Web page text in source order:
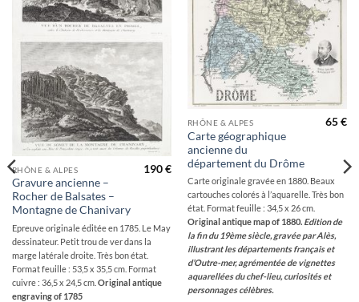
RHÔNE & ALPES
Gravure ancienne –
Rocher de Balsates –
Montagne de Chanivary
190€
Epreuve originale éditée en 1785. Le May
dessinateur. Petit trou de ver dans la
marge latérale droite. Très bon état.
Format feuille : 53,5 x 35,5 cm. Format
cuivre : 36,5 x 24,5 cm. Original antique
engraving of 1785
RHÔNE & ALPES
Carte géographique
ancienne du
département du Drôme
65€
Carte originale gravée en 1880. Beaux
cartouches colorés à l’aquarelle. Très bon
état. Format feuille : 34,5 x 26 cm.
Original antique map of 1880. Edition de
la fin du 19ème siècle, gravée par Alès,
illustrant les départements français et
d’Outre-mer, agrémentée de vignettes
aquarellées du chef-lieu, curiosités et
personnages célèbres.